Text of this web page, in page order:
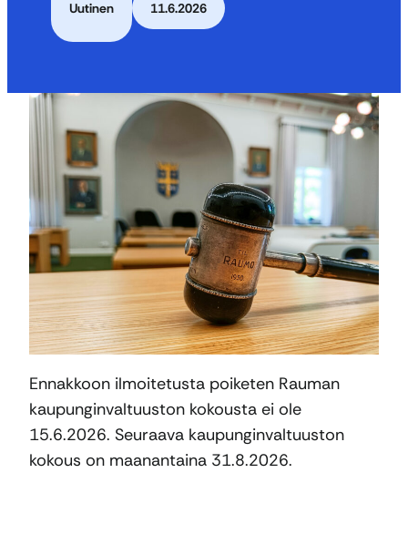
Uutinen 11.6.2026
Ennakkoon ilmoitetusta poiketen Rauman
kaupunginvaltuuston kokousta ei ole
15.6.2026. Seuraava kaupunginvaltuuston
kokous on maanantaina 31.8.2026.